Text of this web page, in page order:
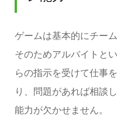
ゲームは基本的にチー
そのためアルバイトと
らの指示を受けて仕事
り、問題があれば相談
能力が欠かせません。